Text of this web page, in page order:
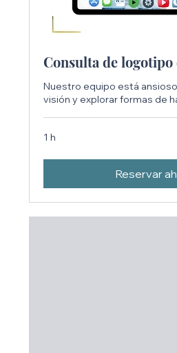
Consulta de
Nuestro equipo está
visión y explorar formas de
1 h
Reservar